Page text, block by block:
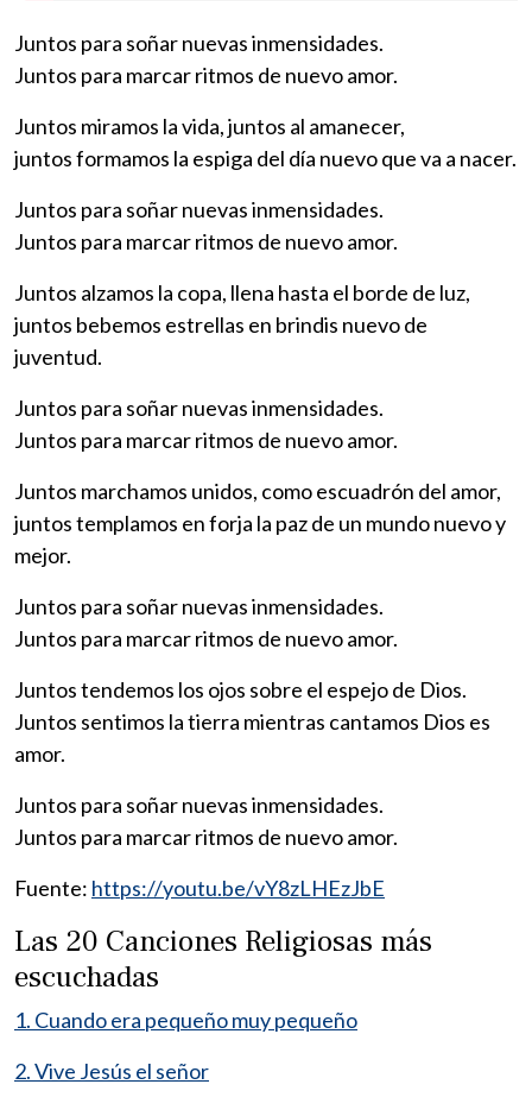
Juntos para soñar nuevas inmensidades.
Juntos para marcar ritmos de nuevo amor.
Juntos miramos la vida, juntos al amanecer,
juntos formamos la espiga del día nuevo que va a nacer.
Juntos para soñar nuevas inmensidades.
Juntos para marcar ritmos de nuevo amor.
Juntos alzamos la copa, llena hasta el borde de luz,
juntos bebemos estrellas en brindis nuevo de
juventud.
Juntos para soñar nuevas inmensidades.
Juntos para marcar ritmos de nuevo amor.
Juntos marchamos unidos, como escuadrón del amor,
juntos templamos en forja la paz de un mundo nuevo y
mejor.
Juntos para soñar nuevas inmensidades.
Juntos para marcar ritmos de nuevo amor.
Juntos tendemos los ojos sobre el espejo de Dios.
Juntos sentimos la tierra mientras cantamos Dios es
amor.
Juntos para soñar nuevas inmensidades.
Juntos para marcar ritmos de nuevo amor.
Fuente: https://youtu.be/vY8zLHEzJbE
Las 20 Canciones Religiosas más
escuchadas
1. Cuando era pequeño muy pequeño
2. Vive Jesús el señor